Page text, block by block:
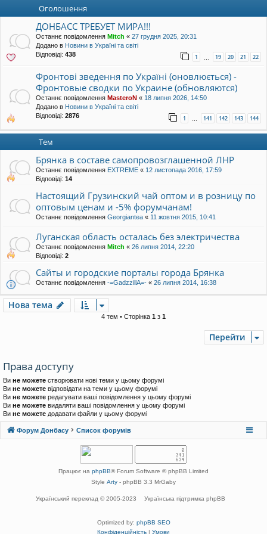
Оголошення
ДОНБАСС ТРЕБУЕТ МИРА!!!
Останнє повідомлення Mitch « 27 грудня 2025, 20:31
Додано в Новини в Україні та світі
Відповіді: 438 1 … 19 20 21 22
Фронтові зведення по Україні (оновлюється) -
Фронтовые сводки по Украине (обновляются)
Останнє повідомлення MasteroN « 18 липня 2026, 14:50
Додано в Новини в Україні та світі
Відповіді: 2876 1 … 141 142 143 144
Тем
Брянка в составе самопровозглашенной ЛНР
Останнє повідомлення EXTREME « 12 листопада 2016, 17:59
Відповіді: 14
Настоящий Грузинский чай оптом и в розницу по
оптовым ценам и -5% форумчанам!
Останнє повідомлення Georgiantea « 11 жовтня 2015, 10:41
Луганская область осталась без электричества
Останнє повідомлення Mitch « 26 липня 2014, 22:20
Відповіді: 2
Сайты и городские порталы города Брянка
Останнє повідомлення -=GadzzillA=- « 26 липня 2014, 16:38
Нова тема
4 тем • Сторінка 1 з 1
Перейти
Права доступу
Ви не можете створювати нові теми у цьому форумі
Ви не можете відповідати на теми у цьому форумі
Ви не можете редагувати ваші повідомлення у цьому форумі
Ви не можете видаляти ваші повідомлення у цьому форумі
Ви не можете додавати файли у цьому форумі
Форум Донбасу Список форумів
Працює на phpBB® Forum Software © phpBB Limited
Style Arty - phpBB 3.3 MrGaby
Український переклад © 2005-2023 Українська підтримка phpBB
Optimized by: phpBB SEO
Конфіденційність | Умови